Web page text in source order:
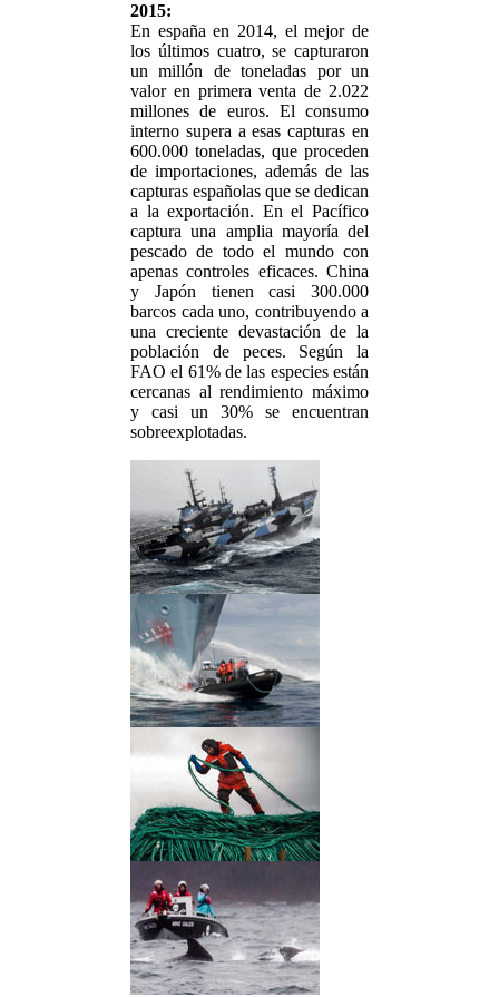
2015:
En españa en 2014, el mejor de
los últimos cuatro, se capturaron
un millón de toneladas por un
valor en primera venta de 2.022
millones de euros. El consumo
interno supera a esas capturas en
600.000 toneladas, que proceden
de importaciones, además de las
capturas españolas que se dedican
a la exportación. En el Pacífico
captura una amplia mayoría del
pescado de todo el mundo con
apenas controles eficaces. China
y Japón tienen casi 300.000
barcos cada uno, contribuyendo a
una creciente devastación de la
población de peces. Según la
FAO el 61% de las especies están
cercanas al rendimiento máximo
y casi un 30% se encuentran
sobreexplotadas.